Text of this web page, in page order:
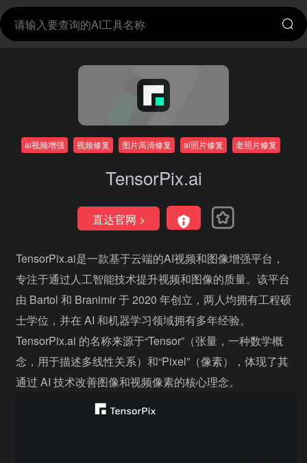
ai视频增强 视频修复 图片高清修复 ai照片修复 老照片修复
TensorPix.ai
直达官网 >
TensorPix.ai是一款基于云端的AI视频和图像增强平台，
专注于通过人工智能技术提升视频和图像的质量。该平台
由 Bartol 和 Branimir 于 2020 年创立，两人均拥有工程硕
士学位，并在 AI 和机器学习领域拥有多年经验。
TensorPix.ai 的名称来源于“Tensor”（张量，一种数学概
念，用于描述多线性关系）和“Pixel”（像素），体现了其
通过 AI 技术改善图像和视频像素的核心理念。